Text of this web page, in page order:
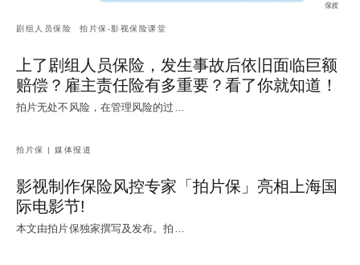
剧组人员保险 拍片保-影视保险课堂
上了剧组人员保险，发生事故后依旧面临巨额
赔偿？雇主责任险有多重要？看了你就知道！
拍片无处不风险，在管理风险的过…
拍片保 | 媒体报道
影视制作保险风控专家「拍片保」亮相上海国
际电影节!
本文由拍片保独家撰写及发布。拍…